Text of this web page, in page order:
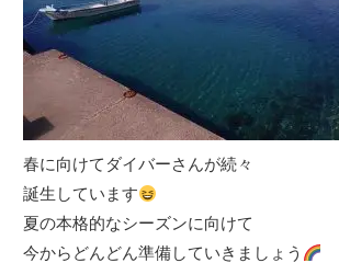
春に向けてダイバーさんが続々
誕生しています
夏の本格的なシーズンに向けて
今からどんどん準備していきましょう